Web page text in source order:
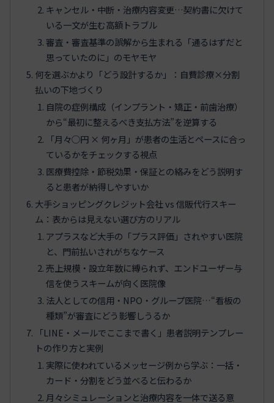
キャンセル・中断・治療内容変更…契約書に欠けて
いる一文が生む高額トラブル
審査・審査基準の誤解から生まれる「通るはずだと
思っていたのに」のモヤモヤ
何を選ぶかより「どう設計するか」：自費診療×分割
払いの下地づくり
自院の症例構成（インプラント・矯正・前歯治療）
から“最初に整えるべき支払方法”を逆算する
「月々○円 × 何ヶ月」が患者の生活とペースに合っ
ているかをチェックする視点
医療費控除・節税効果・保証との絡みをどう説明す
ると患者が納得しやすいか
大手ショッピングクレジット会社 vs 信販代行スキー
ム：表からは見えない選び方のリアル
アプラスなど大手の「プラス評価」されやすい医院
と、門前払いされがちなケース
売上規模・設立年数に縛られず、エンドユーザー与
信を使うスキームが向く医院像
法人としての信用・NPO・グループ医院…“看板の
種類”が審査にどう影響しうるか
「LINE・メールでここまで書く」患者説明テンプレー
トの作り方と実例
実際に使われているメッセージ例から学ぶ：一括・
カード・分割をどう並べると伝わるか
月々シミュレーションと治療内容を一体で送る意